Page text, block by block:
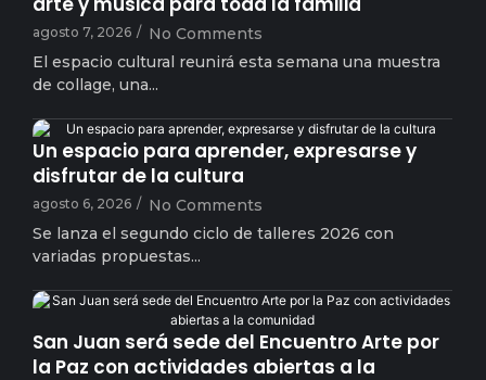
agosto 7, 2026 / No Comments
El espacio cultural reunirá esta semana una muestra
de collage, una...
arielsampaolesy
Un espacio para aprender, expresarse y
disfrutar de la cultura
agosto 6, 2026 / No Comments
Se lanza el segundo ciclo de talleres 2026 con
variadas propuestas...
arielsampaolesy
San Juan será sede del Encuentro Arte por
la Paz con actividades abiertas a la